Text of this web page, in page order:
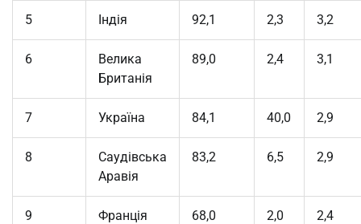
5 Індія 92,1 2,3 3,2
6
Велика
Британія
89,0 2,4 3,1
7 Україна 84,1 40,0 2,9
8
Саудівська
Аравія
83,2 6,5 2,9
9 Франція 68,0 2,0 2,4